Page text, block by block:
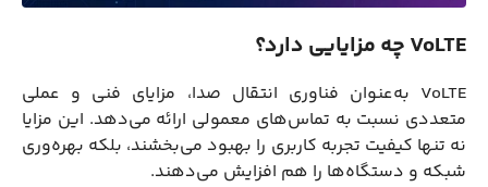
VoLTE چه مزایایی دارد؟
VoLTE به‌عنوان فناوری انتقال صدا، مزایای فنی و عملی
متعددی نسبت به تماس‌های معمولی ارائه می‌دهد. این مزایا
نه تنها کیفیت تجربه کاربری را بهبود می‌بخشند، بلکه بهره‌وری
شبکه و دستگاه‌ها را هم افزایش می‌دهند.